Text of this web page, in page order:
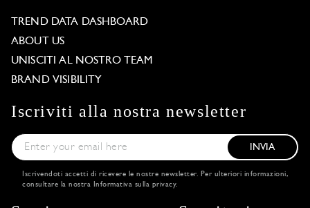
TREND DATA DASHBOARD
ABOUT US
UNISCITI AL NOSTRO TEAM
BRAND VISIBILITY
Iscriviti alla nostra newsletter
INVIA
Iscrivendoti accetti di ricevere le nostre newsletter. Per ulteriori informazioni,
consultare la nostra
Informativa sulla privacy.